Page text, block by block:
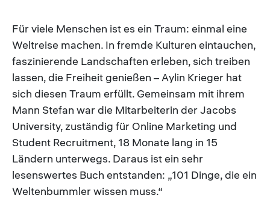
Für viele Menschen ist es ein Traum: einmal eine
Weltreise machen. In fremde Kulturen eintauchen,
faszinierende Landschaften erleben, sich treiben
lassen, die Freiheit genießen – Aylin Krieger hat
sich diesen Traum erfüllt. Gemeinsam mit ihrem
Mann Stefan war die Mitarbeiterin der Jacobs
University, zuständig für Online Marketing und
Student Recruitment, 18 Monate lang in 15
Ländern unterwegs. Daraus ist ein sehr
lesenswertes Buch entstanden: „101 Dinge, die ein
Weltenbummler wissen muss.“